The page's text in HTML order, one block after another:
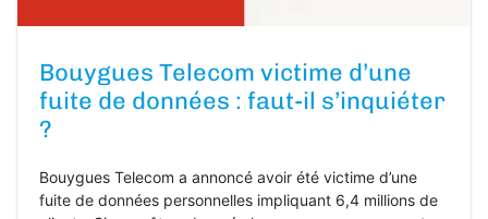
Bouygues Telecom victime d’une
fuite de données : faut-il s’inquiéter
?
Bouygues Telecom a annoncé avoir été victime d’une
fuite de données personnelles impliquant 6,4 millions de